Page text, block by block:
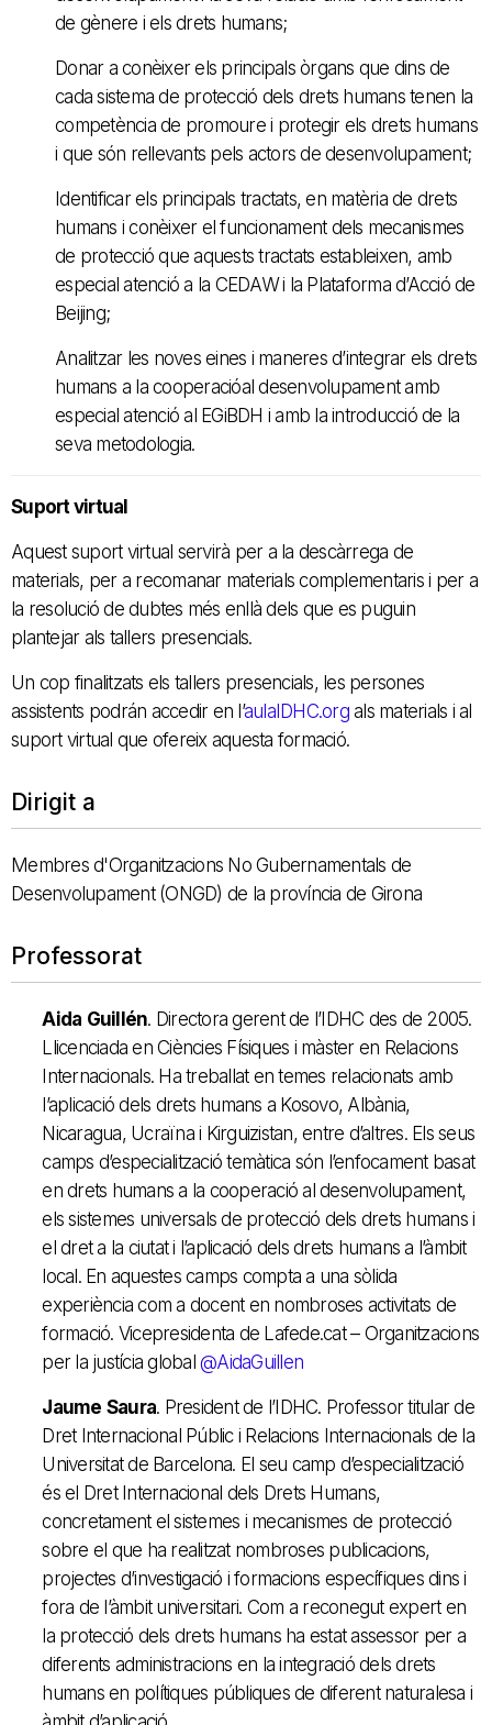
de gènere i els drets humans;
Donar a conèixer els principals òrgans que dins de
cada sistema de protecció dels drets humans tenen la
competència de promoure i protegir els drets humans
i que són rellevants pels actors de desenvolupament;
Identificar els principals tractats, en matèria de drets
humans i conèixer el funcionament dels mecanismes
de protecció que aquests tractats estableixen, amb
especial atenció a la CEDAW i la Plataforma d’Acció de
Beijing;
Analitzar les noves eines i maneres d’integrar els drets
humans a la cooperacióal desenvolupament amb
especial atenció al EGiBDH i amb la introducció de la
seva metodologia.
Suport virtual
Aquest suport virtual servirà per a la descàrrega de
materials, per a recomanar materials complementaris i per a
la resolució de dubtes més enllà dels que es puguin
plantejar als tallers presencials.
Un cop finalitzats els tallers presencials, les persones
assistents podrán accedir en l’aulaIDHC.orgals materials i al
suport virtual que ofereix aquesta formació.
Dirigit a
Membres d'Organitzacions No Gubernamentals de
Desenvolupament (ONGD) de la província de Girona
Professorat
Aida Guillén. Directora gerent de l’IDHC des de 2005.
Llicenciada en Ciències Físiques i màster en Relacions
Internacionals. Ha treballat en temes relacionats amb
l’aplicació dels drets humans a Kosovo, Albània,
Nicaragua, Ucraïna i Kirguizistan, entre d’altres. Els seus
camps d’especialització temàtica són l’enfocament basat
en drets humans a la cooperació al desenvolupament,
els sistemes universals de protecció dels drets humans i
el dret a la ciutat i l’aplicació dels drets humans a l’àmbit
local. En aquestes camps compta a una sòlida
experiència com a docent en nombroses activitats de
formació. Vicepresidenta de Lafede.cat – Organitzacions
per la justícia global@AidaGuillen
Jaume Saura. President de l’IDHC. Professor titular de
Dret Internacional Públic i Relacions Internacionals de la
Universitat de Barcelona. El seu camp d’especialització
és el Dret Internacional dels Drets Humans,
concretament el sistemes i mecanismes de protecció
sobre el que ha realitzat nombroses publicacions,
projectes d’investigació i formacions específiques dins i
fora de l’àmbit universitari. Com a reconegut expert en
la protecció dels drets humans ha estat assessor per a
diferents administracions en la integració dels drets
humans en polítiques públiques de diferent naturalesa i